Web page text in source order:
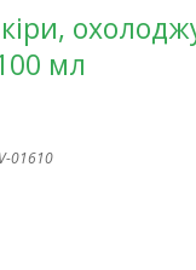
мл
01610